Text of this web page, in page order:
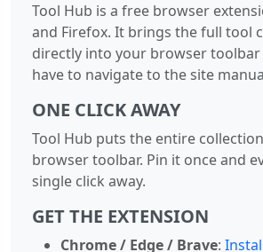
Tool Hub is a free browser
and Firefox. It brings the full tool
directly into your browser toolbar
have to navigate to the site
ONE CLICK AWAY
Tool Hub puts the entire
browser toolbar. Pin it once and
single click away.
GET THE EXTENSION
Chrome / Edge / Brave: